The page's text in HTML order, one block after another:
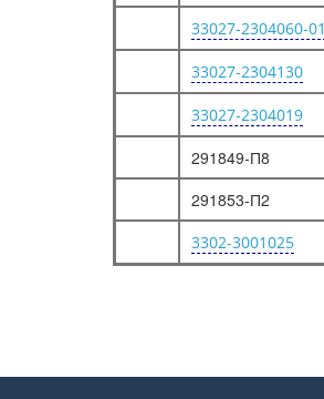
33027-2304060-01
33027-2304130
33027-2304019
291849-П8
291853-П2
3302-3001025